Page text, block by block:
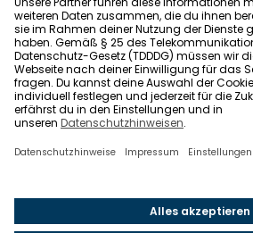
Wohnglück folgen
Wohnglück.de ist ein Service der